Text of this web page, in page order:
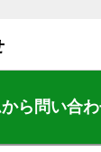
ら問い合